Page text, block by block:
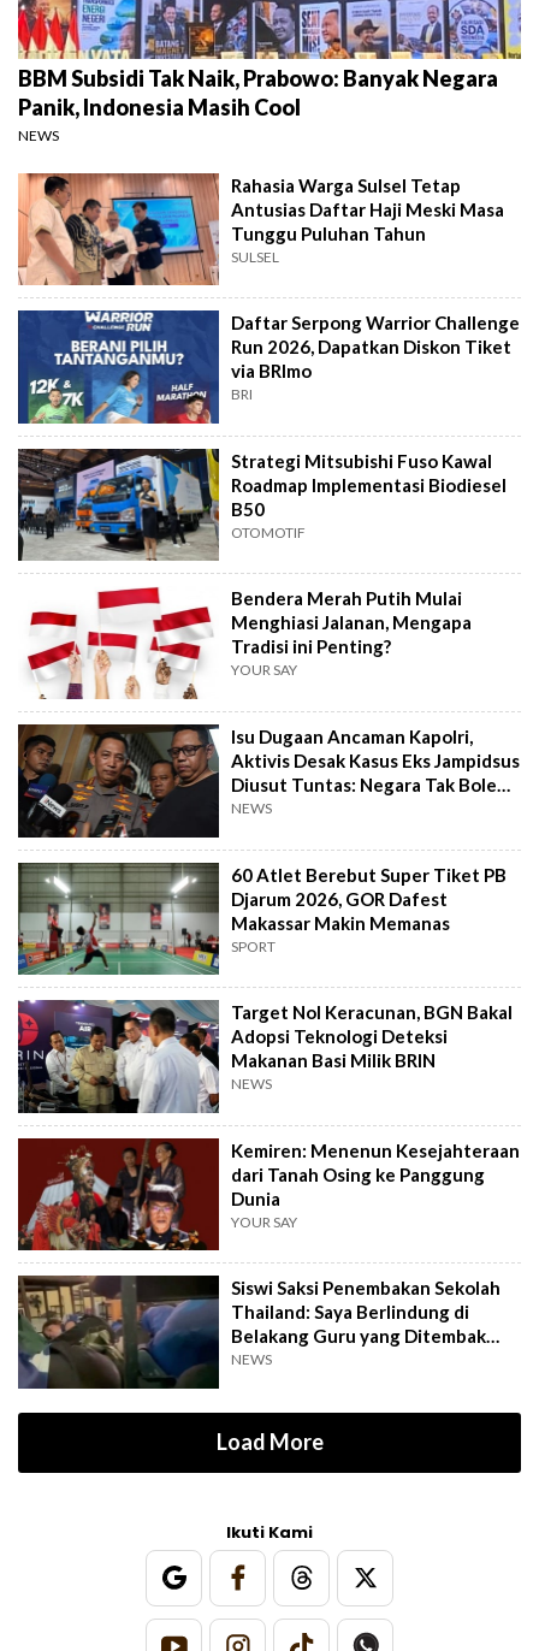
BBM Subsidi Tak Naik, Prabowo: Banyak Negara
Panik, Indonesia Masih Cool
NEWS
Rahasia Warga Sulsel Tetap
Antusias Daftar Haji Meski Masa
Tunggu Puluhan Tahun
SULSEL
Daftar Serpong Warrior Challenge
Run 2026, Dapatkan Diskon Tiket
via BRImo
BRI
Strategi Mitsubishi Fuso Kawal
Roadmap Implementasi Biodiesel
B50
OTOMOTIF
Bendera Merah Putih Mulai
Menghiasi Jalanan, Mengapa
Tradisi ini Penting?
YOUR SAY
Isu Dugaan Ancaman Kapolri,
Aktivis Desak Kasus Eks Jampidsus
Diusut Tuntas: Negara Tak Boleh
Kalah
NEWS
60 Atlet Berebut Super Tiket PB
Djarum 2026, GOR Dafest
Makassar Makin Memanas
SPORT
Target Nol Keracunan, BGN Bakal
Adopsi Teknologi Deteksi
Makanan Basi Milik BRIN
NEWS
Kemiren: Menenun Kesejahteraan
dari Tanah Osing ke Panggung
Dunia
YOUR SAY
Siswi Saksi Penembakan Sekolah
Thailand: Saya Berlindung di
Belakang Guru yang Ditembak
Mati
NEWS
Load More
Ikuti Kami